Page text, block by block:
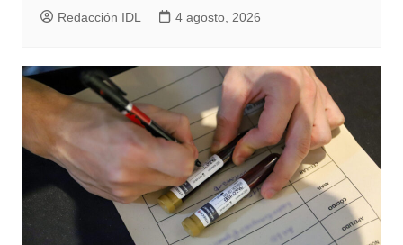
Redacción IDL 4 agosto, 2026